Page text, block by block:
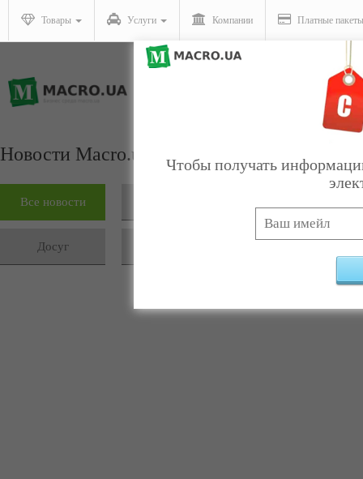
Товары Услуги Компании Платные пакеты
Новости Macro.ua
Все новости
Досуг
Чтобы получать